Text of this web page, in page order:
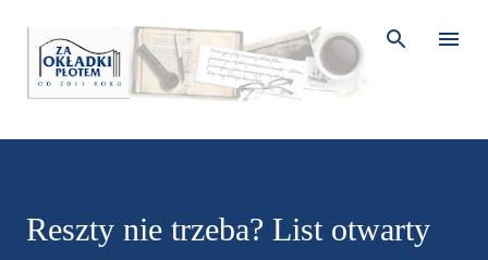
Przejdź do głównej zawartości
Reszty nie trzeba? List otwarty